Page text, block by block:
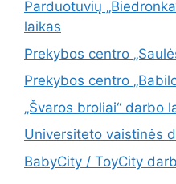
Parduotuvių
laikas
Prekybos centro
Prekybos centro
„Švaros broliai“ darbo
Universiteto vaistinės
BabyCity / ToyCity